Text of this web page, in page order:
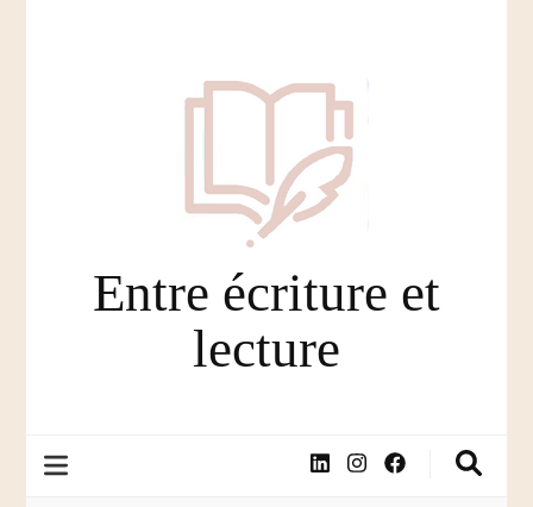
Entre écriture et
lecture